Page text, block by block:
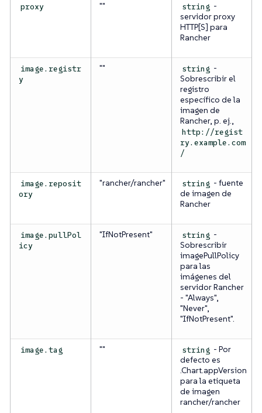
proxy "" string -
servidor proxy
HTTP[S] para
Rancher
image.registr
y
"" string -
Sobrescribir el
registro
específico de la
imagen de
Rancher, p. ej.,
http://regist
ry.example.com
/
image.reposit
ory
"rancher/rancher" string - fuente
de imagen de
Rancher
image.pullPol
icy
"IfNotPresent" string -
Sobrescribir
imagePullPolicy
para las
imágenes del
servidor Rancher
- "Always",
"Never",
"IfNotPresent".
image.tag "" string - Por
defecto es
.Chart.appVersion
para la etiqueta
de imagen
rancher/rancher